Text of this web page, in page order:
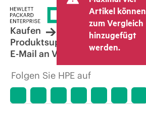
Artikel können
zum Vergleich
hinzugefügt
werden.
Kaufen
Produktsupport
E-Mail an Vertrieb
Folgen Sie HPE auf